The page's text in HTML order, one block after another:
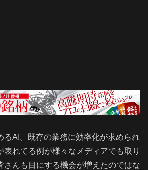
るAI。既存の業務に効率化が求められ
表れてる例が様々なメディアでも取り
さんも目にする機会が増えたのではな